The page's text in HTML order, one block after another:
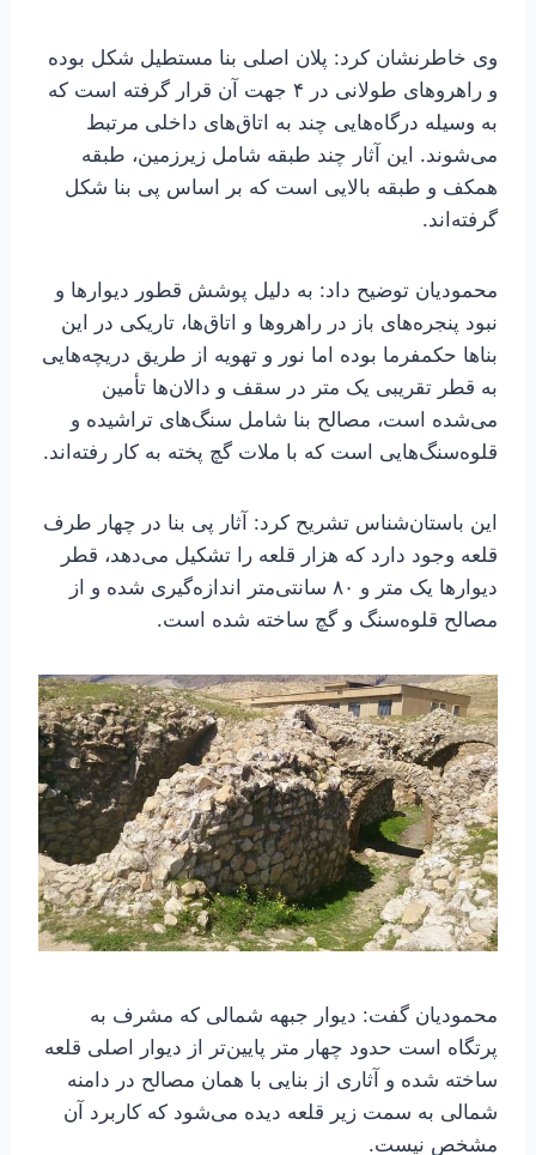
وی خاطرنشان کرد: پلان اصلی بنا مستطیل شکل بوده
و راهروهای طولانی در ۴ جهت آن قرار گرفته است که
به وسیله درگاه‌هایی چند به اتاق‌های داخلی مرتبط
می‌شوند. این آثار چند طبقه شامل زیرزمین، طبقه
همکف و طبقه بالایی است که بر اساس پی بنا شکل
گرفته‌اند.
محمودیان توضیح داد: به دلیل پوشش قطور دیوارها و
نبود پنجره‌های باز در راهروها و اتاق‌ها، تاریکی در این
بناها حکمفرما بوده اما نور و تهویه از طریق دریچه‌هایی
به قطر تقریبی یک متر در سقف و دالان‌ها تأمین
می‌شده است، مصالح بنا شامل سنگ‌های تراشیده و
قلوه‌سنگ‌هایی است که با ملات گچ پخته به کار رفته‌اند.
این باستان‌شناس تشریح کرد: آثار پی بنا در چهار طرف
قلعه وجود دارد که هزار قلعه را تشکیل می‌دهد، قطر
دیوارها یک متر و ۸۰ سانتی‌متر اندازه‌گیری شده و از
مصالح قلوه‌سنگ و گچ ساخته شده است.
محمودیان گفت: دیوار جبهه شمالی که مشرف به
پرتگاه است حدود چهار متر پایین‌تر از دیوار اصلی قلعه
ساخته شده و آثاری از بنایی با همان مصالح در دامنه
شمالی به سمت زیر قلعه دیده می‌شود که کاربرد آن
مشخص نیست.